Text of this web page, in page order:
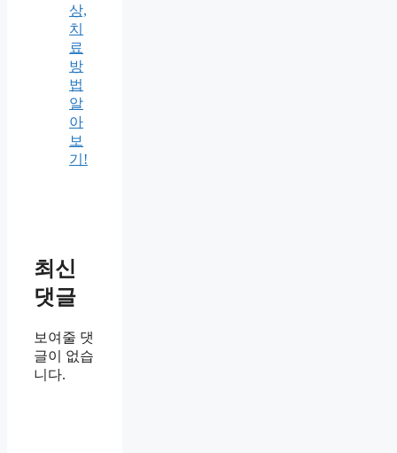
상,
치
료
방
법
알
아
보
기!
최신
댓글
보여줄 댓
글이 없습
니다.